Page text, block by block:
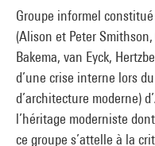
Camille Morando et Chloé
Salle 21
L’Association des
(commissaires de
Liucci-Goutnikov, Julie
Goualc’h)
elles se libèrent des
pour s’adresser à un
Groupe informel
(Alison et Peter
Bakema, van Eyck,
d’une crise interne lors
d’architecture moderne)
l’héritage moderniste
ce groupe s’attelle à la